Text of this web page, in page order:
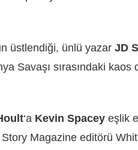
üstlendiği, ünlü yazar JD
Savaşı sırasındaki kaos
‘a Kevin Spacey eşlik
Magazine editörü Whit